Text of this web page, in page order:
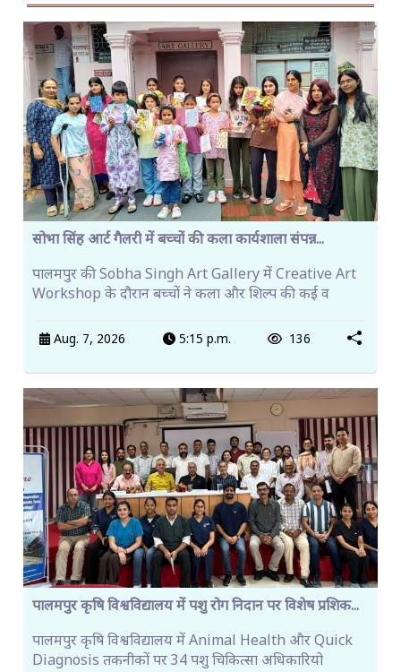
सोभा सिंह आर्ट गैलरी में बच्चों की कला कार्यशाला संपन्न...
पालमपुर की Sobha Singh Art Gallery में Creative Art
Workshop के दौरान बच्चों ने कला और शिल्प की कई व
Aug. 7, 2026 5:15 p.m. 136
पालमपुर कृषि विश्वविद्यालय में पशु रोग निदान पर विशेष प्रशिक...
पालमपुर कृषि विश्वविद्यालय में Animal Health और Quick
Diagnosis तकनीकों पर 34 पशु चिकित्सा अधिकारियो